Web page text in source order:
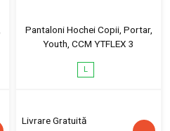
Pantaloni Hochei Copii, Portar,
Youth, CCM YTFLEX 3
L
Livrare Gratuită